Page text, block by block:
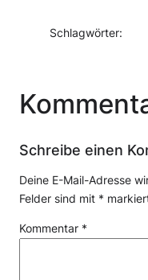
Schlagwörter:
Schreibe einen
Deine E-Mail-Adresse
Felder sind mit *
Kommentar *